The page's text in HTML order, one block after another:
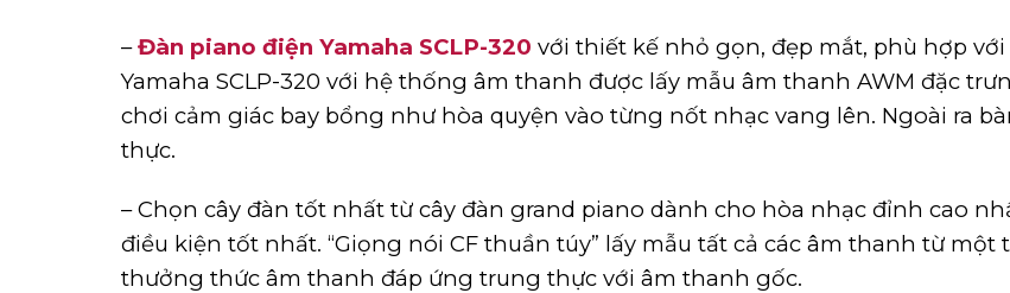
–Đàn piano điện Yamaha SCLP-320 với thiết kế nhỏ gọn, đẹp mắt, phù hợp
Yamaha SCLP-320 với hệ thống âm thanh được lấy mẫu âm thanh AWM đặc
chơi cảm giác bay bổng như hòa quyện vào từng nốt nhạc vang lên. Ngoài ra
thực.
– Chọn cây đàn tốt nhất từ ​​cây đàn grand piano dành cho hòa nhạc đỉnh cao
điều kiện tốt nhất. “Giọng nói CF thuần túy” lấy mẫu tất cả các âm thanh từ
thưởng thức âm thanh đáp ứng trung thực với âm thanh gốc.